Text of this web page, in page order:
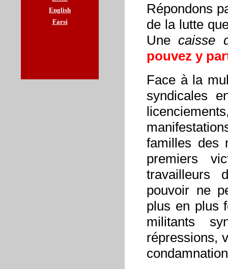
English
Farsi
Répondons
de la lutte
Unecaisse
pouvez y
Face à la
syndicales
familles des
premiers
travailleurs
pouvoir ne
plus en plus
militants
répressions,